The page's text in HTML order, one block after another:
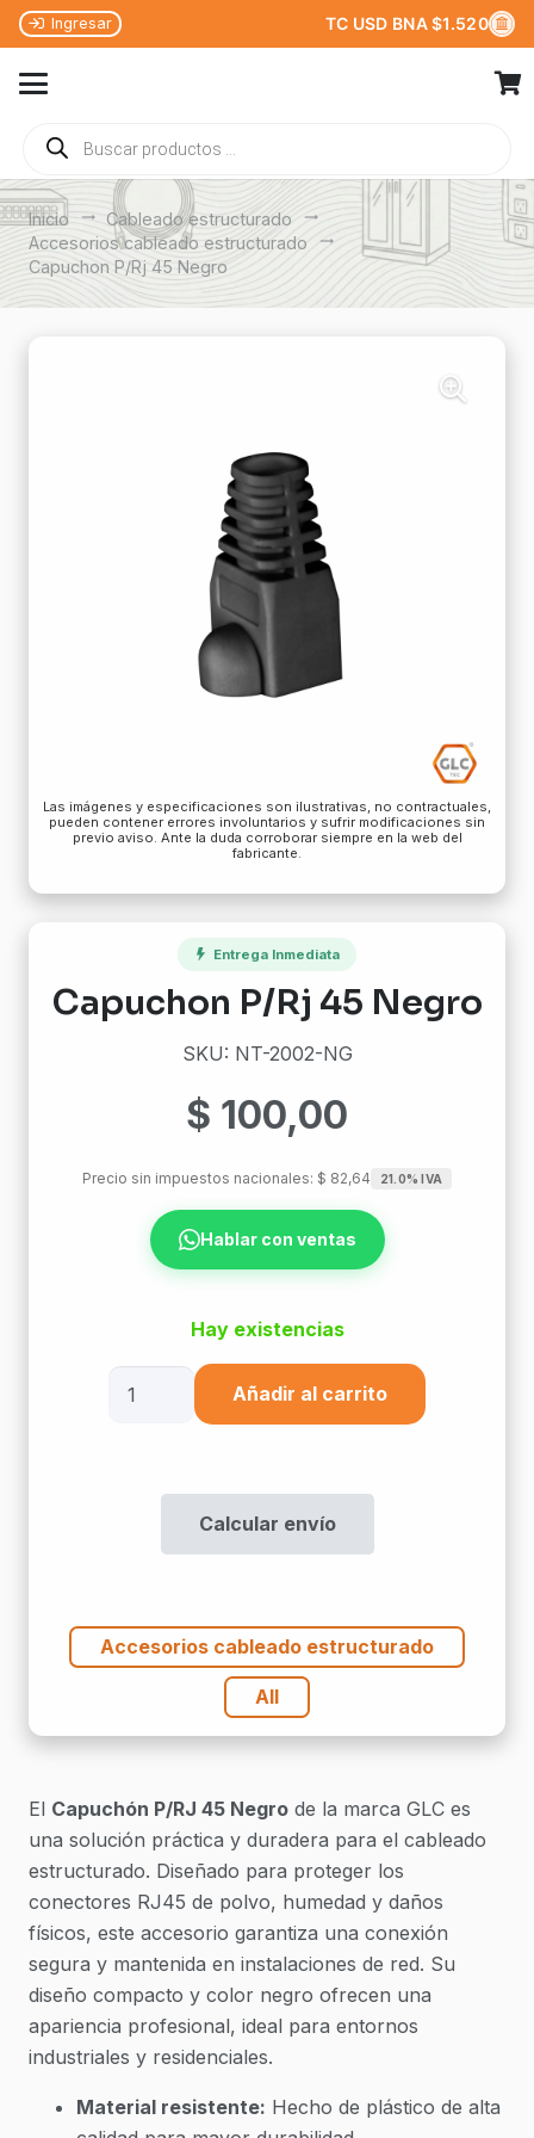
Ingresar TC USD BNA $1.520
Búsqueda
de
productos
Inicio trending_flat Cableado estructurado trending_flat
Accesorios cableado estructurado trending_flat
Capuchon P/Rj 45 Negro
Las imágenes y especificaciones son ilustrativas, no contractuales,
pueden contener errores involuntarios y sufrir modificaciones sin
previo aviso. Ante la duda corroborar siempre en la web del
fabricante.
Entrega Inmediata
Capuchon P/Rj 45 Negro
SKU: NT-2002-NG
$ 100,00
Precio sin impuestos nacionales: $ 82,64 21.0% IVA
Hablar con ventas
Hay existencias
Capuchon
cantidad
Añadir al carrito
Calcular envío
Accesorios cableado estructurado
All
El Capuchón P/RJ 45 Negro de la marca GLC es
una solución práctica y duradera para el cableado
estructurado. Diseñado para proteger los
conectores RJ45 de polvo, humedad y daños
físicos, este accesorio garantiza una conexión
segura y mantenida en instalaciones de red. Su
diseño compacto y color negro ofrecen una
apariencia profesional, ideal para entornos
industriales y residenciales.
Material resistente: Hecho de plástico de alta